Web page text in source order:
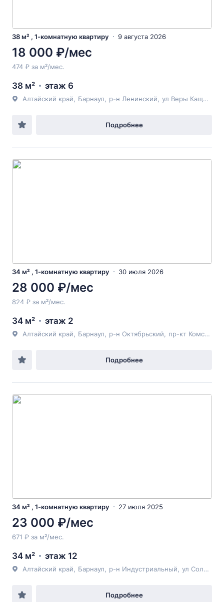
38 м² , 1-комнатную квартиру 9 августа 2026
18 000 ₽/мес
474 ₽ за м²/мес.
38 м² этаж 6
Алтайский край Барнаул р-н Ленинский ул Веры Кащеевой
Подробнее
34 м² , 1-комнатную квартиру 30 июля 2026
28 000 ₽/мес
824 ₽ за м²/мес.
34 м² этаж 2
Алтайский край Барнаул р-н Октябрьский пр-кт Комсомольский
Подробнее
34 м² , 1-комнатную квартиру 27 июля 2025
23 000 ₽/мес
671 ₽ за м²/мес.
34 м² этаж 12
Алтайский край Барнаул р-н Индустриальный ул Солнечная Поляна
Подробнее